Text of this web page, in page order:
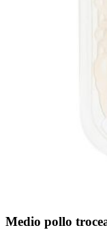
Medio pollo